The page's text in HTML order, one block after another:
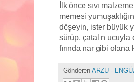
İlk önce sıvı
memesi
döşeyin, ister büyük
sürüp, çatalın ucuyla
fırında nar gibi olana
Gönderen ARZU -